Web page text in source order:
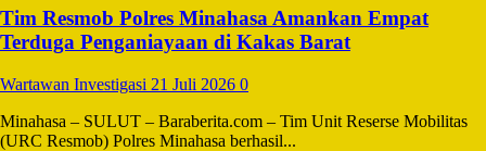
Hangat
Rombongan
Kunjungan
Kerja
Komisi
III
DPR
Tim Resmob Polres Minahasa Amankan Empat
Terduga Penganiayaan di Kakas Barat
Wartawan Investigasi 21 Juli 2026 0
Minahasa – SULUT – Baraberita.com – Tim Unit Reserse Mobilitas
(URC Resmob) Polres Minahasa berhasil...